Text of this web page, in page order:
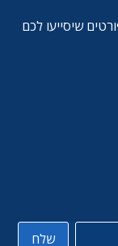
שיסייעו לכם
שלח